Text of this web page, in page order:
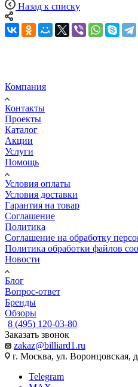
Назад к списку
Компания
Контакты
Проекты
Каталог
Акции
Услуги
Помощь
Условия оплаты
Условия доставки
Гарантия на товар
Соглашение
Политика
Соглашение на обработку
Политика обработки файлов
Новости
Блог
Вопрос-ответ
Бренды
Обзоры
8 (495) 120-03-80
Заказать звонок
zakaz@billiard1.ru
г. Москва, ул. Воронцовская,
Telegram